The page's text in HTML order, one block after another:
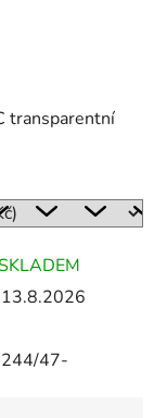
transparentní
13.8.2026
244/47-